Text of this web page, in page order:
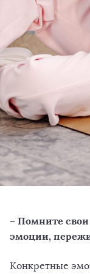
– Помните
эмоции,
Конкретные